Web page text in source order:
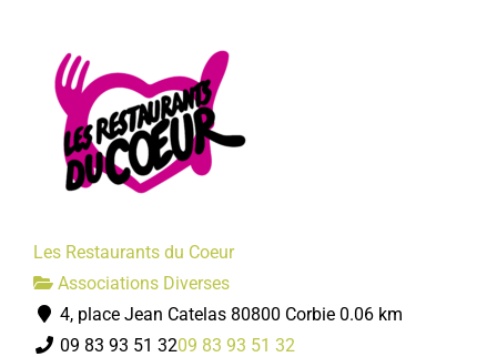
Les Restaurants du Coeur
Associations Diverses
4, place Jean Catelas 80800 Corbie 0.06 km
09 83 93 51 3209 83 93 51 32